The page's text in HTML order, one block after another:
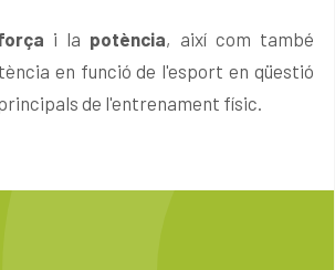
i la potència, així com també
en funció de l'esport en qüestió
de l'entrenament físic.